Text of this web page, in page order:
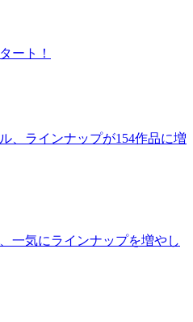
ート！
、ラインナップが154作品に増
一気にラインナップを増やし